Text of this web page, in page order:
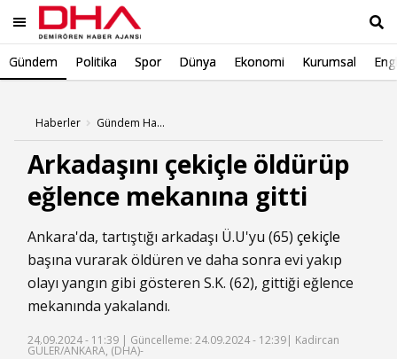
Gündem Politika Spor Dünya Ekonomi Kurumsal
Haberler Gündem Haberleri
Arkadaşını çekiçle öldürüp
eğlence mekanına gitti
Ankara'da, tartıştığı arkadaşı Ü.U'yu (65) çekiçle
başına vurarak öldüren ve daha sonra evi yakıp
olayı yangın gibi gösteren S.K. (62), gittiği eğlence
mekanında yakalandı.
24.09.2024 - 11:39 | Güncelleme: 24.09.2024 - 12:39| Kadircan
GÜLER/ANKARA, (DHA)-